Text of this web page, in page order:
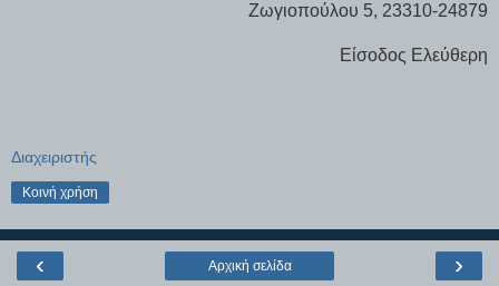
Ζωγιοπούλου 5, 23310-24879
Είσοδος Ελεύθερη
Διαχειριστής
Κοινή χρήση
‹ ›
Αρχική σελίδα